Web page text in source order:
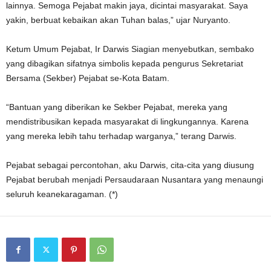
lainnya. Semoga Pejabat makin jaya, dicintai masyarakat. Saya
yakin, berbuat kebaikan akan Tuhan balas,” ujar Nuryanto.
Ketum Umum Pejabat, Ir Darwis Siagian menyebutkan, sembako
yang dibagikan sifatnya simbolis kepada pengurus Sekretariat
Bersama (Sekber) Pejabat se-Kota Batam.
“Bantuan yang diberikan ke Sekber Pejabat, mereka yang
mendistribusikan kepada masyarakat di lingkungannya. Karena
yang mereka lebih tahu terhadap warganya,” terang Darwis.
Pejabat sebagai percontohan, aku Darwis, cita-cita yang diusung
Pejabat berubah menjadi Persaudaraan Nusantara yang menaungi
seluruh keanekaragaman. (*)